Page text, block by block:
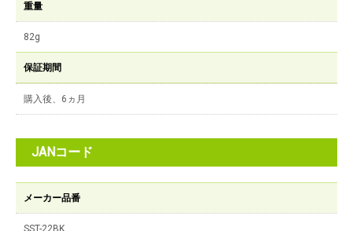
重量
82g
保証期間
購入後、6ヵ月
JANコード
メーカー品番
SST-22BK